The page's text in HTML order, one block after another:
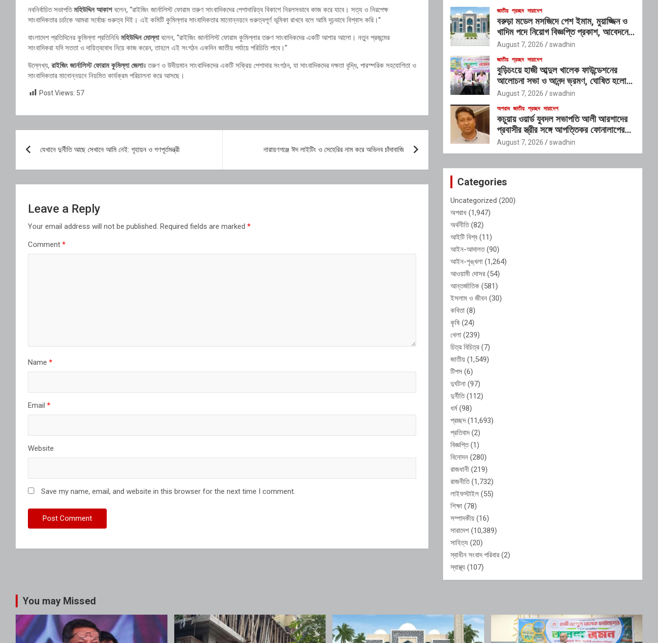
নবনির্বাচিত সভাপতিমহিউদ্দিন আকাশবলেন, “রাইজিং জার্নালিস্ট ফোরাম তরুণ সাংবাদিকদের পেশাদারিত্ব বিকাশে নিরলসভাবে কাজ করে যাবে। সত্য ও নিরপেক্ষ
সাংবাদিকতার চর্চাকে আমরা সর্বোচ্চ গুরুত্ব দিই। এই কমিটি কুমিল্লার সাংবাদিকতার মানোন্নয়নে গুরুত্বপূর্ণ ভূমিকা রাখবে বলে আমি দৃঢ়ভাবে বিশ্বাস করি।”
বাংলাদেশ প্রতিদিনের কুমিল্লা প্রতিনিধি মহিউদ্দিন মোল্লাবলেন, “রাইজিং জার্নালিস্ট ফোরাম কুমিল্লার তরুণ সাংবাদিকদের একটি আশার আলো। নতুন প্রজন্মের
সাংবাদিকরা যদি সততা ও দায়িত্ববোধ নিয়ে কাজ করেন, তাহলে এই সংগঠন একদিন জাতীয় পর্যায়ে পরিচিতি পাবে।”
উল্লেখ্য, রাইজিং জার্নালিস্ট ফোরাম কুমিল্লা জেলার তরুণ ও উদীয়মান সাংবাদিকদের একটি সক্রিয় পেশাদার সংগঠন, যা সাংবাদিকদের দক্ষতা বৃদ্ধি, পারস্পরিক সহযোগিতা ও
সাংবাদিকতার মানোন্নয়নে নিয়মিত কার্যক্রম পরিচালনা করে আসছে।
Post Views: 57
navigation
যেখানে দুর্নীতি আছে সেখানে আমি নেই: গৃহায়ন ও গণপূর্তমন্ত্রী নারায়ণগঞ্জে ঈদ লাইটিং ও সেহেরির নাম করে অভিনব চাঁদাবাজি
Leave a Reply
Your email address will not be published. Required fields are marked *
Comment *
Name *
Email *
Website
Save my name, email, and website in this browser for the next time I comment.
জাতীয় প্রচ্ছদ সারাদেশ
বরুড়া মডেল মসজিদে পেশ ইমাম, মুয়াজ্জিন ও
খাদিম পদে নিয়োগ বিজ্ঞপ্তি প্রকাশ, আবেদনের
শেষ সময় ১০ আগস্ট
August 7, 2026 swadhin
জাতীয় প্রচ্ছদ সারাদেশ
বুড়িচংয়ে হাজী আব্দুল খালেক ফাউন্ডেশনের
আলোচনা সভা ও আনন্দ ভ্রমণ, ঘোষিত হলো
নতুন কার্যনির্বাহী কমিটি
August 7, 2026 swadhin
অপরাধ জাতীয় প্রচ্ছদ সারাদেশ
কচুয়ায় ওয়ার্ড যুবদল সভাপতি আলী আরশাদের
প্রবাসীর স্ত্রীর সঙ্গে আপত্তিকর ফোনালাপের
অডিও ভাইরাল; শাস্তির দাবি এলাকাবাসীর
August 7, 2026 swadhin
Categories
Uncategorized (200)
অপরাধ (1,947)
অর্থনীতি(82)
আইটি বিশ্ব (11)
আইন-আদালত(90)
আইন-শৃঙ্খলা (1,264)
আওয়ামী দোসর (54)
আন্তর্জাতিক (581)
ইসলাম ও জীবন (30)
কবিতা (8)
কৃষি (24)
খেলা (239)
চিত্র বিচিত্র (7)
জাতীয় (1,549)
টিপস (6)
দুর্ঘটনা (97)
দুর্নীতি(112)
ধর্ম(98)
প্রচ্ছদ(11,693)
প্রতিবাদ(2)
বিজ্ঞপ্তি(1)
বিনোদন (280)
রাজধানী (219)
রাজনীতি(1,732)
লাইফস্টাইল (55)
শিক্ষা (78)
সম্পাদকীয় (16)
সারাদেশ (10,389)
সাহিত্য (20)
স্বাধীন সংবাদ পরিবার (2)
স্বাস্থ্য (107)
You may Missed